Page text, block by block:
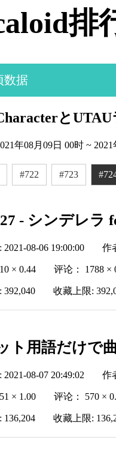
排
数据
と
年08月09日 00时 ~
#722 #723
- シンデレラ
08-06 19:00:00 作
× 0.44 评论： 1788 ×
392,040 收藏上限:
ト用語だけで
08-07 20:49:02 作
× 1.00 评论： 570 ×
136,204 收藏上限: